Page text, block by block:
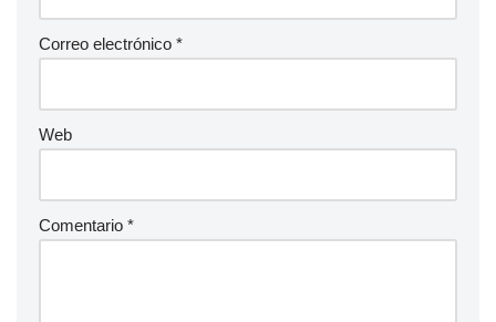
Correo electrónico *
Web
Comentario *